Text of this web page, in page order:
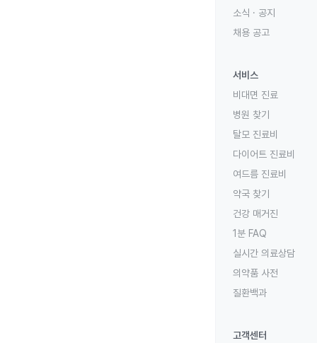
소식 · 공지
채용 공고
서비스
비대면 진료
병원 찾기
탈모 진료비
다이어트 진료비
여드름 진료비
약국 찾기
건강 매거진
1분 FAQ
실시간 의료상담
의약품 사전
질환백과
고객센터